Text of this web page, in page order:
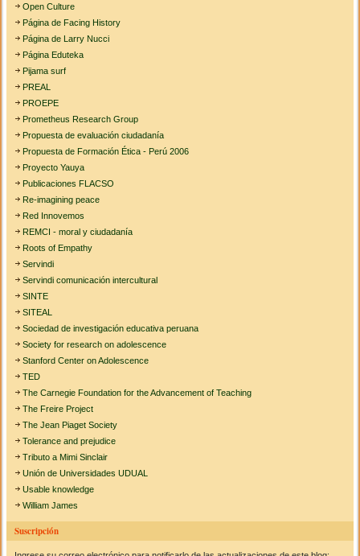
Open Culture
Página de Facing History
Página de Larry Nucci
Página Eduteka
Pijama surf
PREAL
PROEPE
Prometheus Research Group
Propuesta de evaluación ciudadanía
Propuesta de Formación Ética - Perú 2006
Proyecto Yauya
Publicaciones FLACSO
Re-imagining peace
Red Innovemos
REMCI - moral y ciudadanía
Roots of Empathy
Servindi
Servindi comunicación intercultural
SINTE
SITEAL
Sociedad de investigación educativa peruana
Society for research on adolescence
Stanford Center on Adolescence
TED
The Carnegie Foundation for the Advancement of Teaching
The Freire Project
The Jean Piaget Society
Tolerance and prejudice
Tributo a Mimi Sinclair
Unión de Universidades UDUAL
Usable knowledge
William James
Suscripción